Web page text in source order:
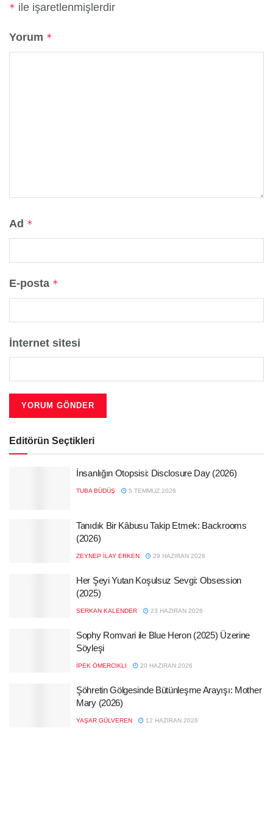
* ile işaretlenmişlerdir
Yorum *
Ad *
E-posta *
İnternet sitesi
Editörün Seçtikleri
İnsanlığın Otopsisi: Disclosure Day (2026)
TUBA BÜDÜŞ 5 TEMMUZ 2026
Tanıdık Bir Kâbusu Takip Etmek: Backrooms
(2026)
ZEYNEP İLAY ERKEN 29 HAZIRAN 2026
Her Şeyi Yutan Koşulsuz Sevgi: Obsession
(2025)
SERKAN KALENDER 23 HAZIRAN 2026
Sophy Romvari ile Blue Heron (2025) Üzerine
Söyleşi
İPEK ÖMERCIKLI 20 HAZIRAN 2026
Şöhretin Gölgesinde Bütünleşme Arayışı: Mother
Mary (2026)
YAŞAR GÜLVEREN 12 HAZIRAN 2026